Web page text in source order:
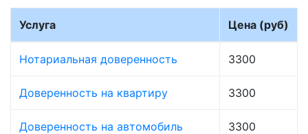
Услуга Цена (руб)
Нотариальная доверенность 3300
Доверенность на квартиру 3300
Доверенность на автомобиль 3300